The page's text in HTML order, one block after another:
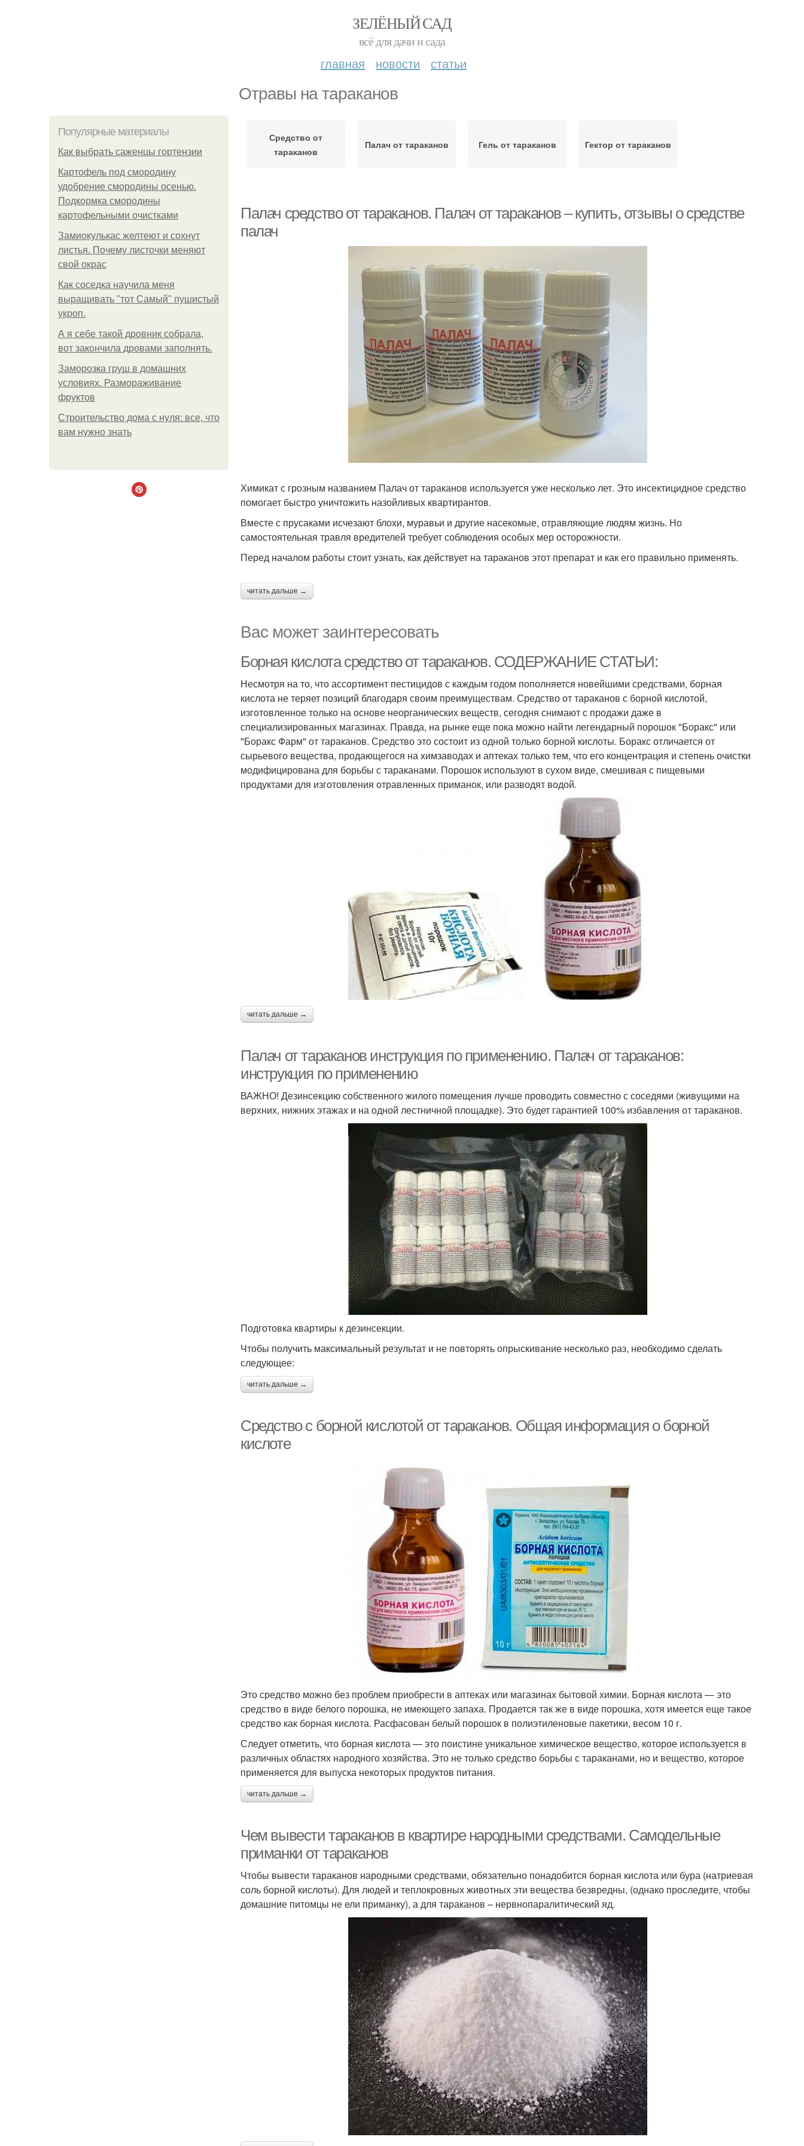
ЗЕЛЁНЫЙ САД
всё для дачи и сада
главная новости статьи
Отравы на тараканов
Популярные материалы
Как выбрать саженцы гортензии
Картофель под смородину
удобрение смородины осенью.
Подкормка смородины
картофельными очистками
Замиокулькас желтеют и сохнут
листья. Почему листочки меняют
свой окрас
Как соседка научила меня
выращивать "тот Самый" пушистый
укроп.
А я себе такой дровник собрала,
вот закончила дровами заполнять.
Заморозка груш в домашних
условиях. Размораживание
фруктов
Строительство дома с нуля: все, что
вам нужно знать
Средство от
тараканов
Палач от тараканов Гель от тараканов Гектор от тараканов
Палач средство от тараканов. Палач от тараканов – купить, отзывы о средстве
палач
Химикат с грозным названием Палач от тараканов используется уже несколько лет. Это инсектицидное средство
помогает быстро уничтожить назойливых квартирантов.
Вместе с прусаками исчезают блохи, муравьи и другие насекомые, отравляющие людям жизнь. Но
самостоятельная травля вредителей требует соблюдения особых мер осторожности.
Перед началом работы стоит узнать, как действует на тараканов этот препарат и как его правильно применять.
читать дальше →
Вас может заинтересовать
Борная кислота средство от тараканов. СОДЕРЖАНИЕ СТАТЬИ:
Несмотря на то, что ассортимент пестицидов с каждым годом пополняется новейшими средствами, борная
кислота не теряет позиций благодаря своим преимуществам. Средство от тараканов с борной кислотой,
изготовленное только на основе неорганических веществ, сегодня снимают с продажи даже в
специализированных магазинах. Правда, на рынке еще пока можно найти легендарный порошок "Боракс" или
"Боракс Фарм" от тараканов. Средство это состоит из одной только борной кислоты. Боракс отличается от
сырьевого вещества, продающегося на химзаводах и аптеках только тем, что его концентрация и степень очистки
модифицирована для борьбы с тараканами. Порошок используют в сухом виде, смешивая с пищевыми
продуктами для изготовления отравленных приманок, или разводят водой.
читать дальше →
Палач от тараканов инструкция по применению. Палач от тараканов:
инструкция по применению
ВАЖНО! Дезинсекцию собственного жилого помещения лучше проводить совместно с соседями (живущими на
верхних, нижних этажах и на одной лестничной площадке). Это будет гарантией 100% избавления от тараканов.
Подготовка квартиры к дезинсекции.
Чтобы получить максимальный результат и не повторять опрыскивание несколько раз, необходимо сделать
следующее:
читать дальше →
Средство с борной кислотой от тараканов. Общая информация о борной
кислоте
Это средство можно без проблем приобрести в аптеках или магазинах бытовой химии. Борная кислота — это
средство в виде белого порошка, не имеющего запаха. Продается так же в виде порошка, хотя имеется еще такое
средство как борная кислота. Расфасован белый порошок в полиэтиленовые пакетики, весом 10 г.
Следует отметить, что борная кислота — это поистине уникальное химическое вещество, которое используется в
различных областях народного хозяйства. Это не только средство борьбы с тараканами, но и вещество, которое
применяется для выпуска некоторых продуктов питания.
читать дальше →
Чем вывести тараканов в квартире народными средствами. Самодельные
приманки от тараканов
Чтобы вывести тараканов народными средствами, обязательно понадобится борная кислота или бура (натриевая
соль борной кислоты). Для людей и теплокровных животных эти вещества безвредны, (однако проследите, чтобы
домашние питомцы не ели приманку), а для тараканов – нервнопаралитический яд.